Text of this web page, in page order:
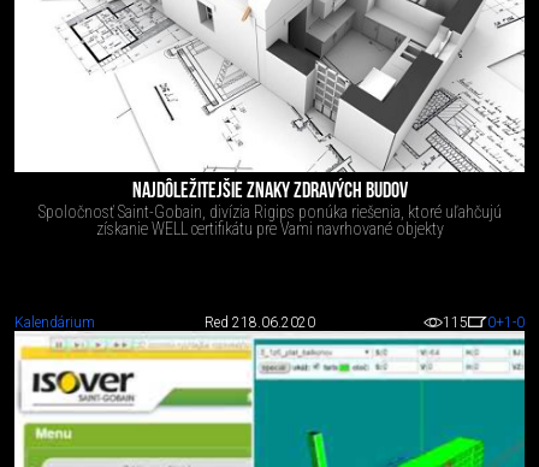
NAJDÔLEŽITEJŠIE ZNAKY ZDRAVÝCH BUDOV
Spoločnosť Saint-Gobain, divízia Rigips ponúka riešenia, ktoré uľahčujú
získanie WELL certifikátu pre Vami navrhované objekty
Kalendárium Red 218.06.2020 115 0+1 -0